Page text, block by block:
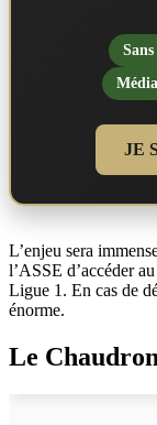
JE
L’enjeu sera
l’ASSE d’accéder
Ligue 1. En cas de
énorme.
Le